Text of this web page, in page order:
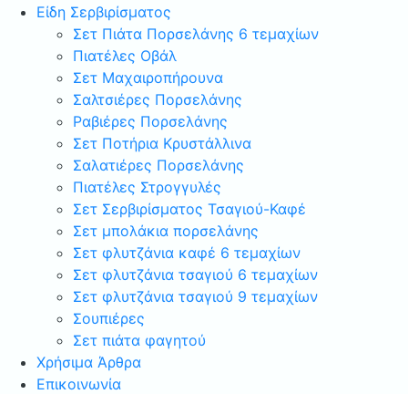
Είδη Σερβιρίσματος
Σετ Πιάτα Πορσελάνης 6 τεμαχίων
Πιατέλες Οβάλ
Σετ Μαχαιροπήρουνα
Σαλτσιέρες Πορσελάνης
Ραβιέρες Πορσελάνης
Σετ Ποτήρια Κρυστάλλινα
Σαλατιέρες Πορσελάνης
Πιατέλες Στρογγυλές
Σετ Σερβιρίσματος Τσαγιού-Καφέ
Σετ μπολάκια πορσελάνης
Σετ φλυτζάνια καφέ 6 τεμαχίων
Σετ φλυτζάνια τσαγιού 6 τεμαχίων
Σετ φλυτζάνια τσαγιού 9 τεμαχίων
Σουπιέρες
Σετ πιάτα φαγητού
Χρήσιμα Άρθρα
Επικοινωνία